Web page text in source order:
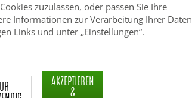
SFr. 39.99 SFr. 53.99
zuzulassen, oder passen Sie Ihre
Informationen zur Verarbeitung Ihrer Daten
Links und unter „Einstellungen“.
AKZEPTIEREN
&